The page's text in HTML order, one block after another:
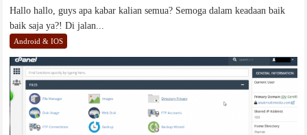
Hallo hallo, guys apa kabar kalian semua? Semoga dalam keadaan baik
baik saja ya?! Di jalan...
Android & IOS